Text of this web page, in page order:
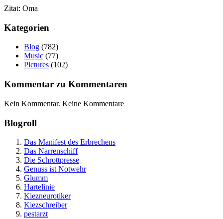
Zitat: Oma
Kategorien
Blog (782)
Music (77)
Pictures (102)
Kommentar zu Kommentaren
Kein Kommentar. Keine Kommentare
Blogroll
Das Manifest des Erbrechens
Das Narrenschiff
Die Schrottpresse
Genuss ist Notwehr
Glumm
Hartelinie
Kiezneurotiker
Kiezschreiber
pestarzt